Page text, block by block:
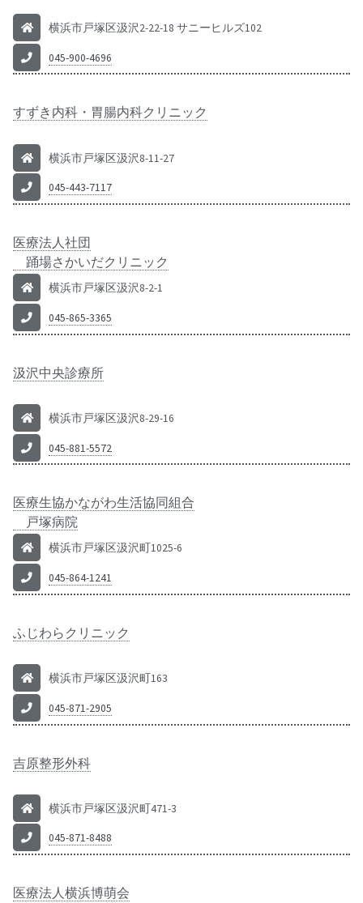
横浜市戸塚区汲沢2-22-18 サニーヒルズ102
045-900-4696
すずき内科・胃腸内科クリニック
横浜市戸塚区汲沢8-11-27
045-443-7117
医療法人社団
踊場さかいだクリニック
横浜市戸塚区汲沢8-2-1
045-865-3365
汲沢中央診療所
横浜市戸塚区汲沢8-29-16
045-881-5572
医療生協かながわ生活協同組合
戸塚病院
横浜市戸塚区汲沢町1025-6
045-864-1241
ふじわらクリニック
横浜市戸塚区汲沢町163
045-871-2905
吉原整形外科
横浜市戸塚区汲沢町471-3
045-871-8488
医療法人横浜博萌会